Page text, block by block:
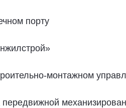
порту
монтажном
передвижной